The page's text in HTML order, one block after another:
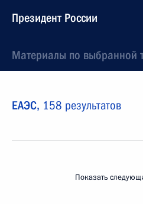
Президент России
Материалы по выбранной
ЕАЭС, 158 результатов
Показать